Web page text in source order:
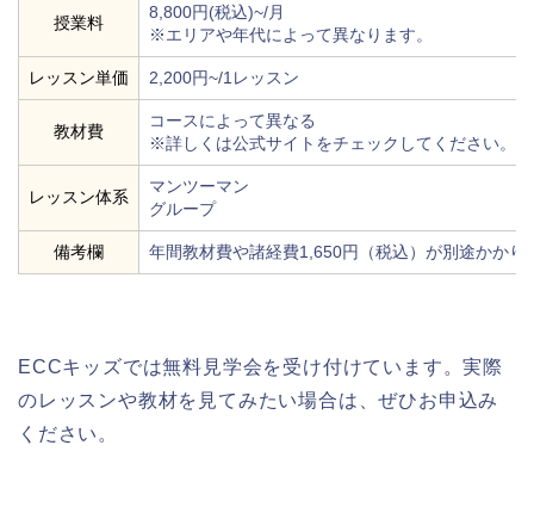
授業料
8,800円(税込)~/月
※エリアや年代によって異なります。
レッスン単価 2,200円~/1レッスン
教材費
コースによって異なる
※詳しくは公式サイトをチェックしてください。
レッスン体系
マンツーマン
グループ
備考欄 年間教材費や諸経費1,650円（税込）が別途かかり
ECCキッズでは無料見学会を受け付けています。実際
のレッスンや教材を見てみたい場合は、ぜひお申込み
ください。